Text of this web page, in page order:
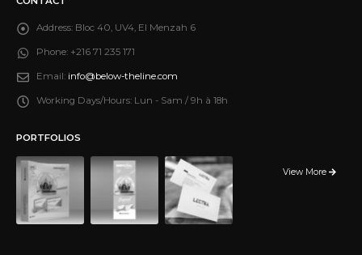
Address: Bloc 40, UV4, El Menzah 6
Phone: +216 71 235 171
Email: info@below-theline.com
Working Days/Hours: Lun - Sam / 9h à 18h
PORTFOLIOS
View More